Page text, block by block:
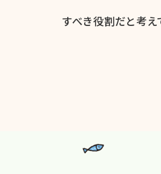
すべき役割だと​考え